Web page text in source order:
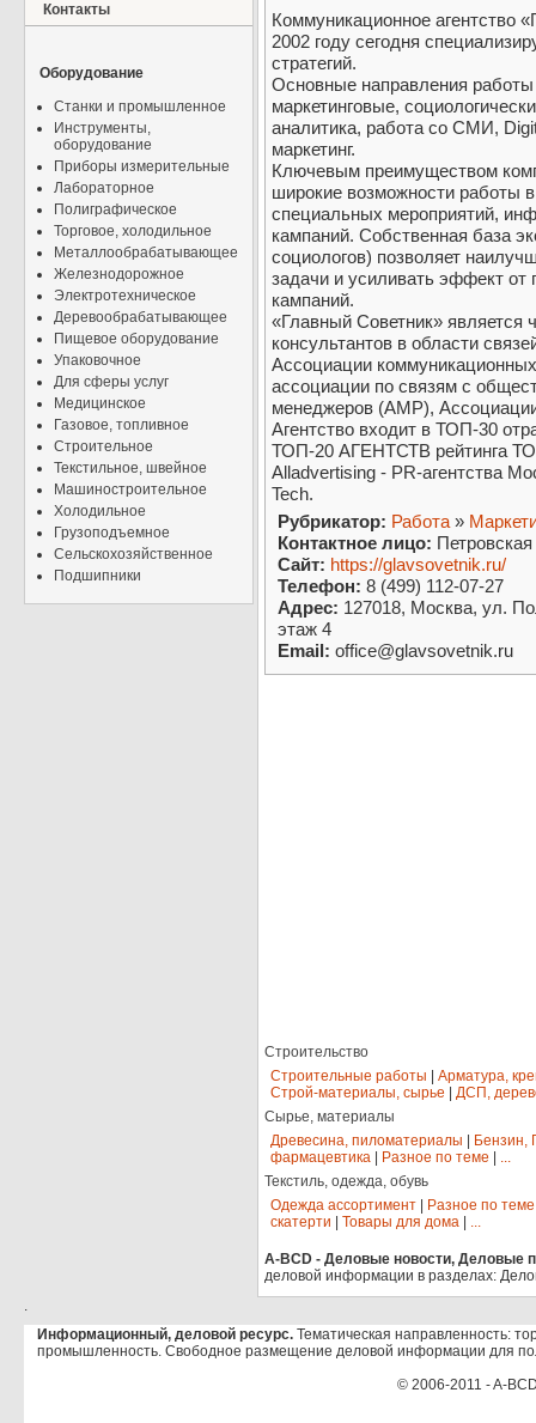
Контакты
Оборудование
Станки и промышленное
Инструменты,
оборудование
Приборы измерительные
Лабораторное
Полиграфическое
Торговое, холодильное
Металлообрабатывающее
Железнодорожное
Электротехническое
Деревообрабатывающее
Пищевое оборудование
Упаковочное
Для сферы услуг
Медицинское
Газовое, топливное
Строительное
Текстильное, швейное
Машиностроительное
Холодильное
Грузоподъемное
Сельскохозяйственное
Подшипники
Коммуникационное агентство
2002 году сегодня
стратегий.
Основные направления работы
маркетинговые,
аналитика, работа со СМИ,
маркетинг.
Ключевым преимуществом
широкие возможности работы
специальных мероприятий,
кампаний. Собственная база
социологов) позволяет
задачи и усиливать эффект
кампаний.
«Главный Советник» является
консультантов в области
Ассоциации
ассоциации по связям с
менеджеров (АМР),
Агентство входит в ТОП-30
ТОП-20 АГЕНТСТВ рейтинга
Alladvertising - PR-агентства
Tech.
Рубрикатор: Работа»
Контактное лицо:
Сайт: https://glavsovetnik.ru/
Телефон: 8 (499) 112-07-27
Адрес: 127018, Москва, ул.
этаж 4
Email: office@glavsovetnik.ru
Строительство
Строительные работы
Арматура,
Строй-материалы, сырье
ДСП,
Сырье, материалы
Древесина, пиломатериалы
Бензин,
фармацевтика
Разное по теме
...
Текстиль, одежда, обувь
Одежда ассортимент
Разное по теме
скатерти
Товары для дома ...
A-BCD - Деловые новости, Деловые
деловой информации в разделах:
.
Информационный, деловой ресурс. Тематическая направленность:
промышленность. Свободное размещение деловой информации для
© 2006-2011 - A-